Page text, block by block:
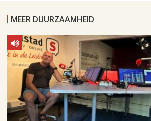
MEER DUURZAAMHEID